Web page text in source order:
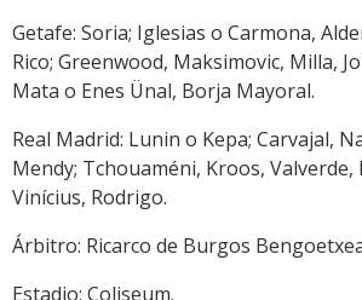
Getafe: Soria; Iglesias o Carmona,
Rico; Greenwood, Maksimovic, Milla,
Mata o Enes Ünal, Borja Mayoral.
Real Madrid: Lunin o Kepa; Carvajal,
Mendy; Tchouaméni, Kroos, Valverde,
Vinícius, Rodrigo.
Árbitro: Ricarco de Burgos
Estadio: Coliseum.